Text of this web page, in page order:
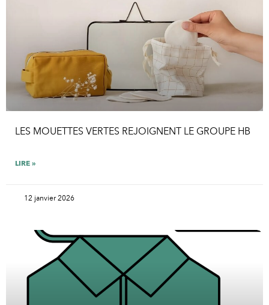
LES MOUETTES VERTES REJOIGNENT LE GROUPE HB
LIRE »
12 janvier 2026